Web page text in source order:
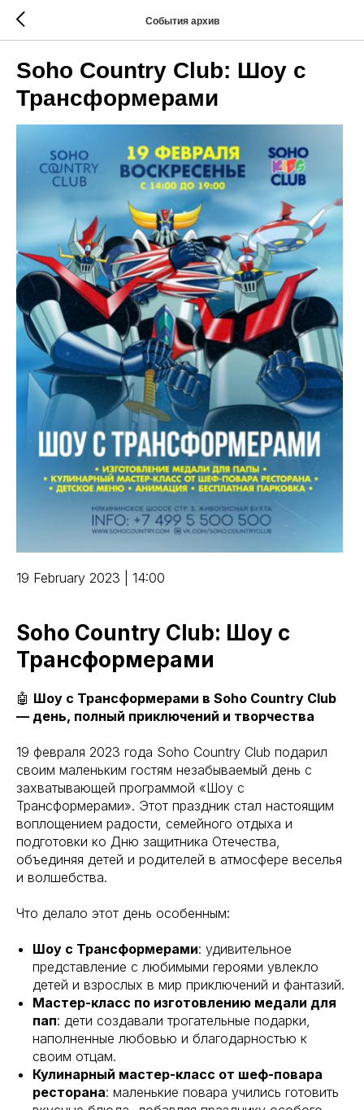
События архив
Soho Country Club: Шоу с
Трансформерами
19 February 2023 | 14:00
Soho Country Club: Шоу с
Трансформерами
🤖 Шоу с Трансформерами в Soho Country Club
— день, полный приключений и творчества
19 февраля 2023 года Soho Country Club подарил
своим маленьким гостям незабываемый день с
захватывающей программой «Шоу с
Трансформерами». Этот праздник стал настоящим
воплощением радости, семейного отдыха и
подготовки ко Дню защитника Отечества,
объединяя детей и родителей в атмосфере веселья
и волшебства.
Что делало этот день особенным:
Шоу с Трансформерами: удивительное
представление с любимыми героями увлекло
детей и взрослых в мир приключений и фантазий.
Мастер-класс по изготовлению медали для
пап: дети создавали трогательные подарки,
наполненные любовью и благодарностью к
своим отцам.
Кулинарный мастер-класс от шеф-повара
ресторана: маленькие повара учились готовить